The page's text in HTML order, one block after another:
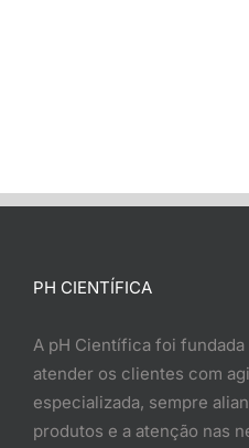
PH CIENTÍFICA
A pH Científica foi
atender os clientes com
especializada, sempre
produtos e a atenção nas